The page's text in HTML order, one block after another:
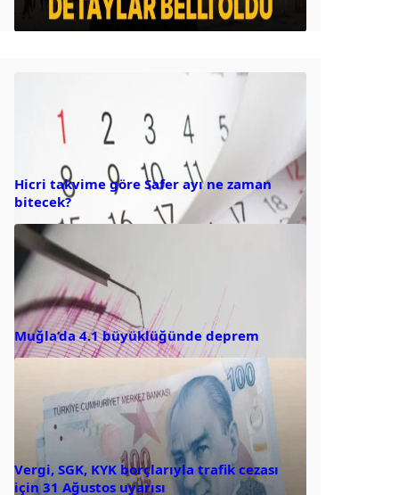
Hicri takvime göre Safer ayı ne zaman
bitecek?
Muğla’da 4.1 büyüklüğünde deprem
Vergi, SGK, KYK borçlarıyla trafik cezası
için 31 Ağustos uyarısı